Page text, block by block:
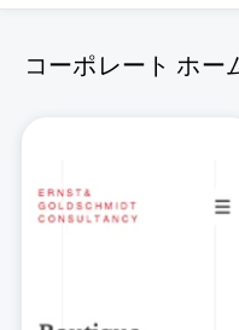
コーポレート ホー